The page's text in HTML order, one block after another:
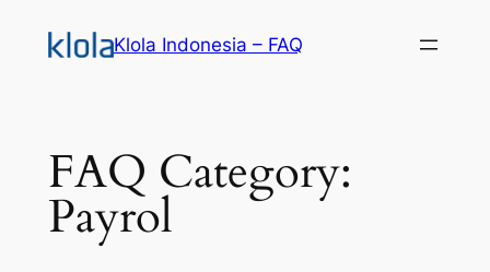
Klola Indonesia – FAQ
FAQ Category:
Payrol